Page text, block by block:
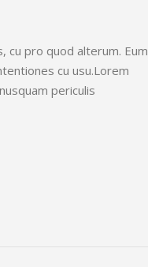
cu pro quod alterum. Eum
cu usu.Lorem
periculis